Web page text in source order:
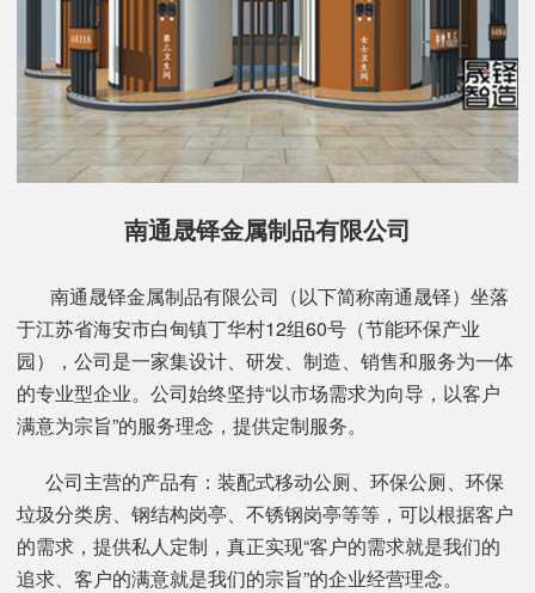
南通晟铎金属制品有限公司
南通晟铎金属制品有限公司（以下简称南通晟铎）坐落
于江苏省海安市白甸镇丁华村12组60号（节能环保产业
园），公司是一家集设计、研发、制造、销售和服务为一体
的专业型企业。公司始终坚持“以市场需求为向导，以客户
满意为宗旨”的服务理念，提供定制服务。
公司主营的产品有：装配式移动公厕、环保公厕、环保
垃圾分类房、钢结构岗亭、不锈钢岗亭等等，可以根据客户
的需求，提供私人定制，真正实现“客户的需求就是我们的
追求、客户的满意就是我们的宗旨”的企业经营理念。